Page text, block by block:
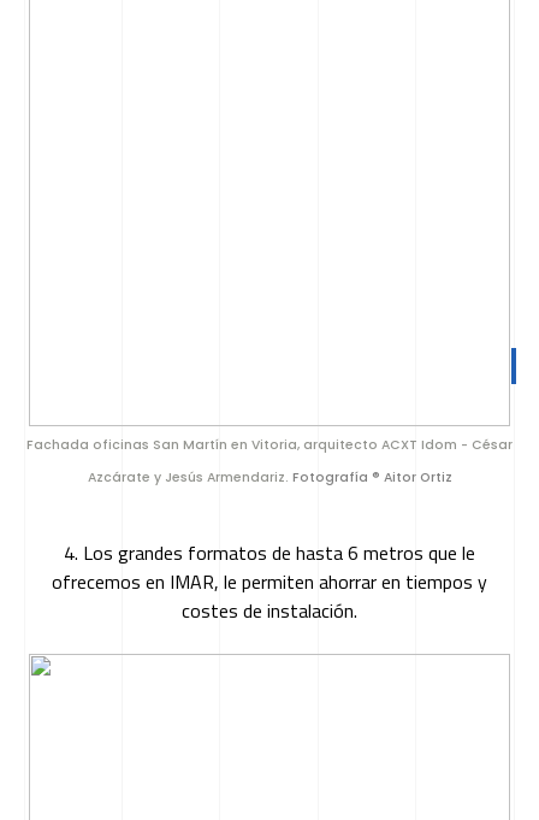
Fachada oficinas San Martín en Vitoria, arquitecto ACXT Idom - César
Azcárate y Jesús Armendariz. Fotografía ® Aitor Ortiz
4. Los grandes formatos de hasta 6 metros que le
ofrecemos en IMAR, le permiten ahorrar en tiempos y
costes de instalación.